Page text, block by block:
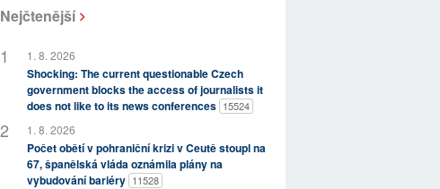
Nejčtenější
1. 8. 2026
Shocking: The current questionable Czech
government blocks the access of journalists it
does not like to its news conferences 15524
1. 8. 2026
Počet obětí v pohraniční krizi v Ceutě stoupl na
67, španělská vláda oznámila plány na
vybudování bariéry 11528